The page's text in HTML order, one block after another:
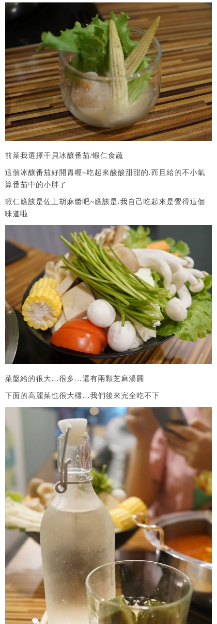
前菜我選擇干貝冰釀番茄/蝦仁食蔬
這個冰釀番茄好開胃喔~吃起來酸酸甜甜的.而且給的不小氣
算番茄中的小胖了
蝦仁應該是佐上胡麻醬吧~應該是.我自己吃起來是覺得這個
味道啦
菜盤給的很大…很多…還有兩顆芝麻湯圓
下面的高麗菜也很大欉…我們後來完全吃不下